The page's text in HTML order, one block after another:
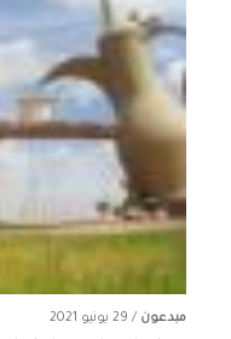
مبدعون / 29 يونيو 2021